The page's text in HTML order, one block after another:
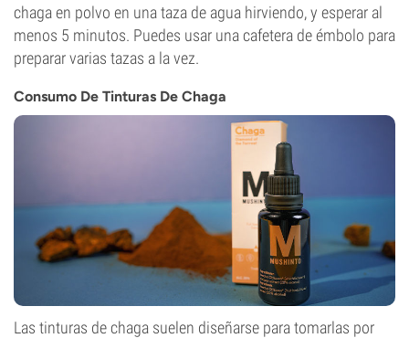
chaga en polvo en una taza de agua hirviendo, y esperar al
menos 5 minutos. Puedes usar una cafetera de émbolo para
preparar varias tazas a la vez.
Consumo De Tinturas De Chaga
Las tinturas de chaga suelen diseñarse para tomarlas por